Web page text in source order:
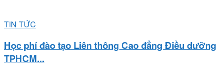
TIN TỨC
Học phí đào tạo Liên thông Cao đẳng Điều dưỡng
TPHCM...